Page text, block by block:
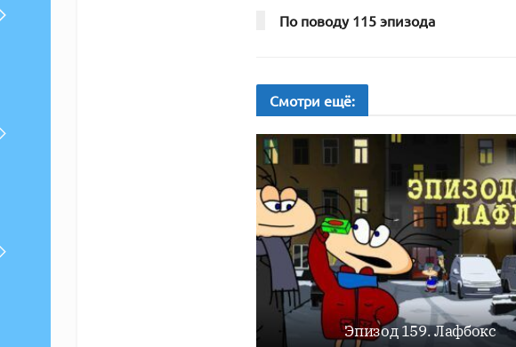
По поводу 115 эпизода
Смотри ещё:
Эпизод 159. Лафбокс